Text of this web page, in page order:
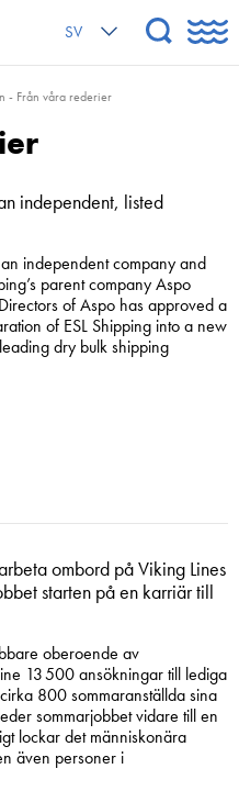
SV
- Från våra rederier
independent, listed
independent company and
parent company Aspo
of Aspo has approved a
of ESL Shipping into a new
dry bulk shipping
ombord på Viking Lines
starten på en karriär till
oberoende av
13 500 ansökningar till lediga
800 sommaranställda sina
sommarjobbet vidare till en
lockar det människonära
även personer i